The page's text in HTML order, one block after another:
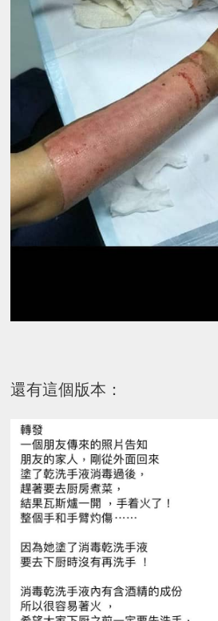
還有這個版本：